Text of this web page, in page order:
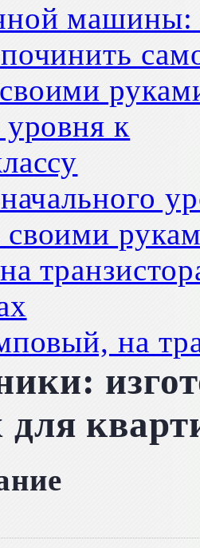
машины:
на
для